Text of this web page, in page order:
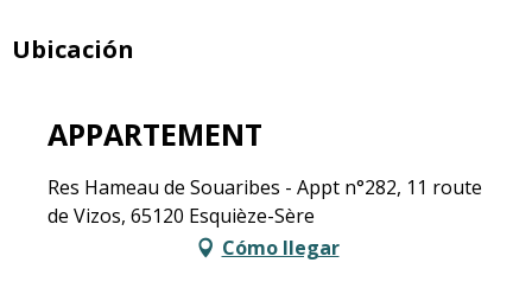
Ubicación
APPARTEMENT
Res Hameau de Souaribes - Appt n°282, 11 route
de Vizos, 65120 Esquièze-Sère
Cómo llegar